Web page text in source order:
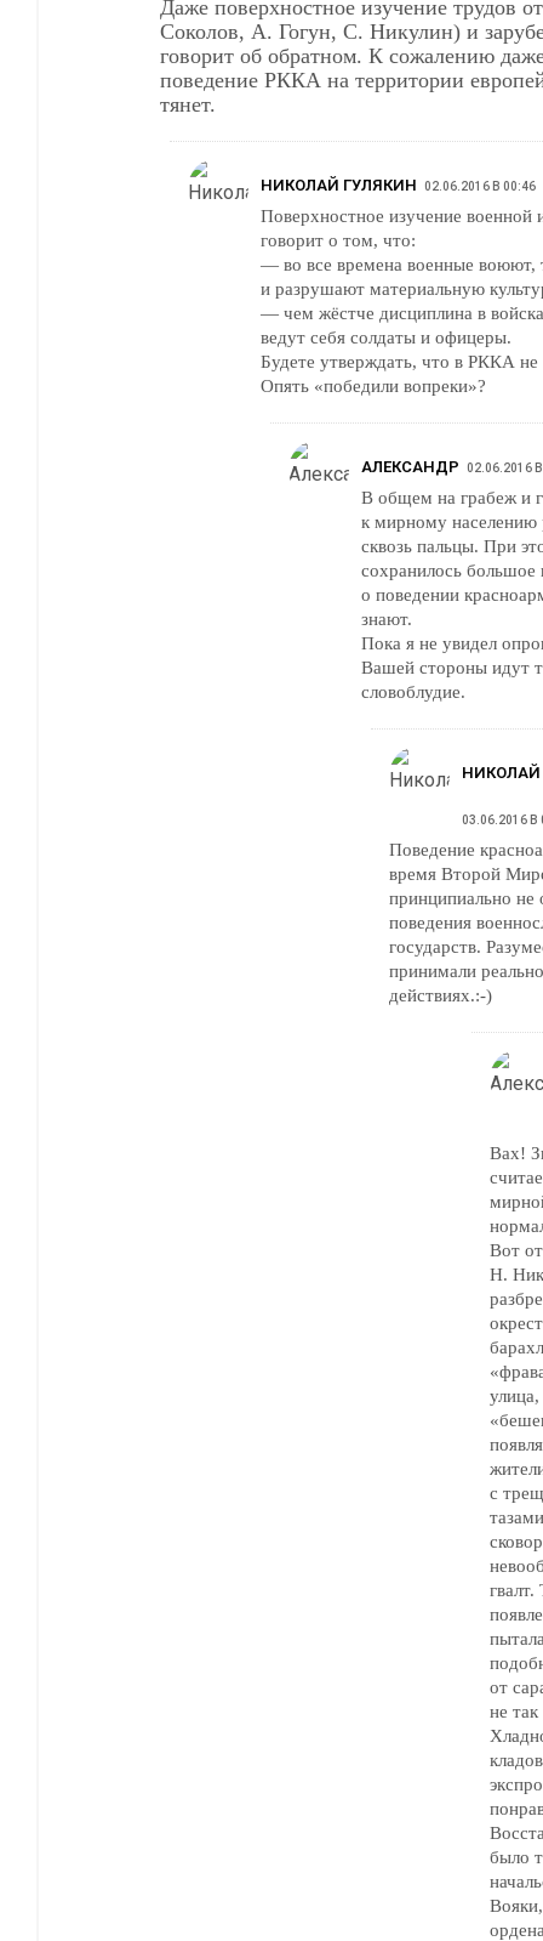
Даже поверхностное изучение трудов
Соколов, А. Гогун, С. Никулин) и
говорит об обратном. К сожалению
поведение РККА на территории
тянет.
НИКОЛАЙ ГУЛЯКИН 02.06.2016 В 00:46
Поверхностное изучение военной
говорит о том, что:
— во все времена военные воюют,
и разрушают материальную
— чем жёстче дисциплина в
ведут себя солдаты и офицеры.
Будете утверждать, что в РККА
Опять «победили вопреки»?
АЛЕКСАНДР 02.06.2016
В общем на грабеж и
к мирному населению
сквозь пальцы. При
сохранилось большое
о поведении
знают.
Пока я не увидел
Вашей стороны идут
словоблудие.
НИКОЛАЙ
03.06.2016 В
Поведение
время Второй
принципиально не
поведения
государств.
принимали
действиях.:-)
Вах!
мирной
Вот
Н.
жители
с
подобно тому, как
от саранчи.
не так легко прошибить.
кладовку и
было
Вояки, у которых